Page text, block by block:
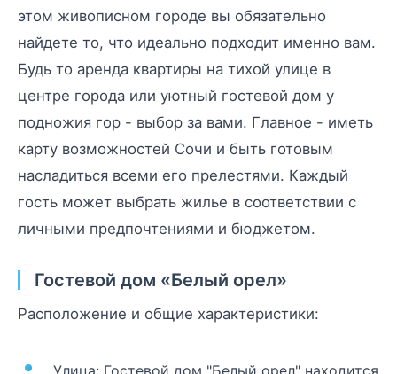
этом живописном городе вы обязательно
найдете то, что идеально подходит именно вам.
Будь то аренда квартиры на тихой улице в
центре города или уютный гостевой дом у
подножия гор - выбор за вами. Главное - иметь
карту возможностей Сочи и быть готовым
насладиться всеми его прелестями. Каждый
гость может выбрать жилье в соответствии с
личными предпочтениями и бюджетом.
Гостевой дом «Белый орел»
Расположение и общие характеристики: